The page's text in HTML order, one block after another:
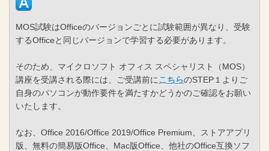
MOS試験はOfficeのバージョンごとに試験範囲が異なり、受験
するOfficeと同じバージョンで学習する必要があります。
そのため、マイクロソフト オフィス スペシャリスト（MOS）
講座を受講される際には、ご受講前にこちらのSTEP１よりご
自身のパソコンが動作要件を満たすかどうかのご確認をお願い
いたします。
なお、Office 2016/Office 2019/Office Premium、ストアアプリ
版、無料の簡易版Office、Mac版Office、他社のOffice互換ソフ